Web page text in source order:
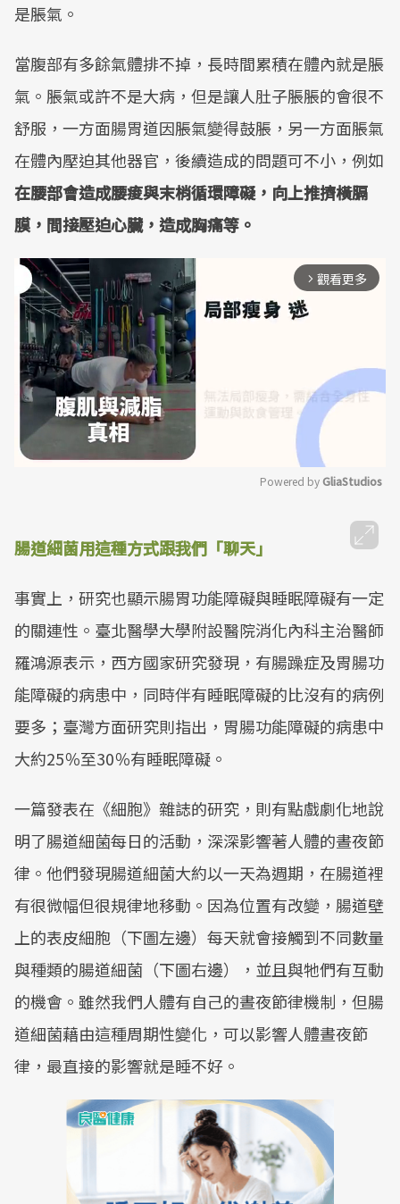
是脹氣。
當腹部有多餘氣體排不掉，長時間累積在體內就是脹
氣。脹氣或許不是大病，但是讓人肚子脹脹的會很不
舒服，一方面腸胃道因脹氣變得鼓脹，另一方面脹氣
在體內壓迫其他器官，後續造成的問題可不小，例如
在腰部會造成腰痠與末梢循環障礙，向上推擠橫膈
膜，間接壓迫心臟，造成胸痛等。
arrow_forward_ios 觀看更多
Mute
Powered by GliaStudios
腸道細菌用這種方式跟我們「聊天」
事實上，研究也顯示腸胃功能障礙與睡眠障礙有一定
的關連性。臺北醫學大學附設醫院消化內科主治醫師
羅鴻源表示，西方國家研究發現，有腸躁症及胃腸功
能障礙的病患中，同時伴有睡眠障礙的比沒有的病例
要多；臺灣方面研究則指出，胃腸功能障礙的病患中
大約25％至30％有睡眠障礙。
一篇發表在《細胞》雜誌的研究，則有點戲劇化地說
明了腸道細菌每日的活動，深深影響著人體的晝夜節
律。他們發現腸道細菌大約以一天為週期，在腸道裡
有很微幅但很規律地移動。因為位置有改變，腸道壁
上的表皮細胞（下圖左邊）每天就會接觸到不同數量
與種類的腸道細菌（下圖右邊），並且與牠們有互動
的機會。雖然我們人體有自己的晝夜節律機制，但腸
道細菌藉由這種周期性變化，可以影響人體晝夜節
律，最直接的影響就是睡不好。